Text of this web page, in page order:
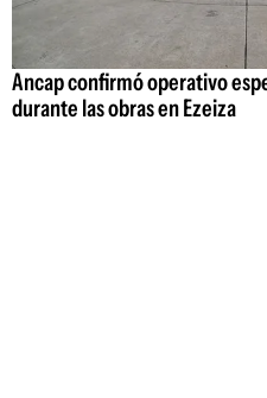
Ancap confirmó operativo
durante las obras en Ezeiza